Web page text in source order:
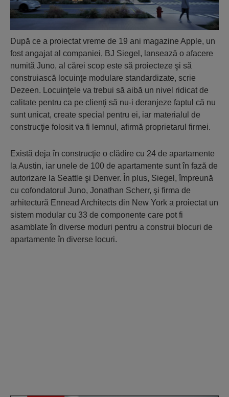
După ce a proiectat vreme de 19 ani magazine Apple, un
fost angajat al companiei, BJ Siegel, lansează o afacere
numită Juno, al cărei scop este să proiecteze şi să
construiască locuinţe modulare standardizate, scrie
Dezeen. Locuinţele va trebui să aibă un nivel ridicat de
calitate pentru ca pe clienţi să nu-i deranjeze faptul că nu
sunt unicat, create special pentru ei, iar materialul de
construcţie folosit va fi lemnul, afirmă proprietarul firmei.
Există deja în construcţie o clădire cu 24 de apartamente
la Austin, iar unele de 100 de apartamente sunt în fază de
autorizare la Seattle şi Denver. În plus, Siegel, împreună
cu cofondatorul Juno, Jonathan Scherr, şi firma de
arhitectură Ennead Architects din New York a proiectat un
sistem modular cu 33 de componente care pot fi
asamblate în diverse moduri pentru a construi blocuri de
apartamente în diverse locuri.